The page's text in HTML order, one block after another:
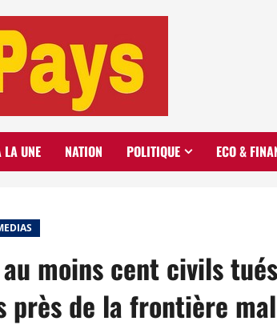
LA UNE NATION POLITIQUE ECO &
moins cent civils
près de la frontière